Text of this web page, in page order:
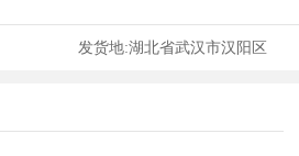
发货地:湖北省武汉市汉阳区